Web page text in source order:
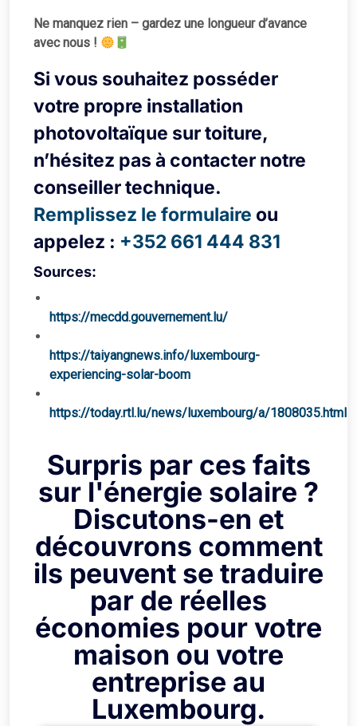
Ne manquez rien – gardez une longueur d’avance
avec nous !
Si vous souhaitez posséder
votre propre installation
photovoltaïque sur toiture,
n’hésitez pas à contacter notre
conseiller technique.
Remplissez le formulaire ou
appelez : +352 661 444 831
Sources:
https://mecdd.gouvernement.lu/
https://taiyangnews.info/luxembourg-
experiencing-solar-boom
https://today.rtl.lu/news/luxembourg/a/1808035.html
Surpris par ces faits
sur l'énergie solaire ?
Discutons-en et
découvrons comment
ils peuvent se traduire
par de réelles
économies pour votre
maison ou votre
entreprise au
Luxembourg.